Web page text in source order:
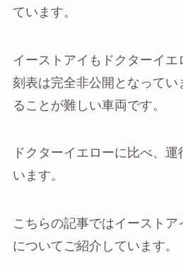
ています。
イーストアイもドクターイ
刻表は完全非公開となって
ることが難しい車両です。
ドクターイエローに比べ、
います。
こちらの記事ではイースト
についてご紹介しています。